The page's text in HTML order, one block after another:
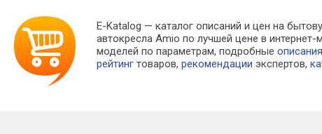
E-Katalog — каталог описаний и цен на
автокресла Amio по лучшей цене в
моделей по параметрам, подробные
рейтинг товаров,рекомендации экспертов,